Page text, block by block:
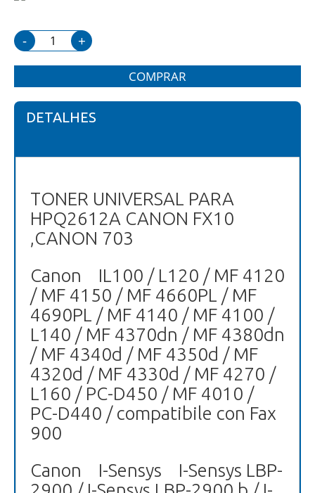
- +
COMPRAR
DETALHES
TONER UNIVERSAL PARA
HPQ2612A CANON FX10
,CANON 703
Canon IL100 / L120 / MF 4120
/ MF 4150 / MF 4660PL / MF
4690PL / MF 4140 / MF 4100 /
L140 / MF 4370dn / MF 4380dn
/ MF 4340d / MF 4350d / MF
4320d / MF 4330d / MF 4270 /
L160 / PC-D450 / MF 4010 /
PC-D440 / compatibile con Fax
900
Canon I-Sensys I-Sensys LBP-